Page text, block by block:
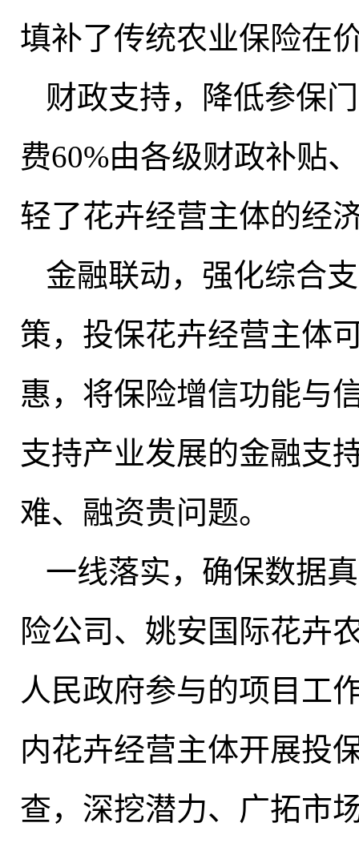
填补了传统农业保险在
‌财政支持，
降低参保
费‌60%由各级财政补贴
轻了花卉经营主体的经
‌金融联动， 强化综合
策， 投保花卉经营主体
惠，将保险增信功能与
支持产业发展的金融支
难、融资贵问题。
‌一线落实， 确保数据
险公司、姚安国际花卉
人民政府参与的项目工
内花卉经营主体开展投
查， 深挖潜力、广拓市